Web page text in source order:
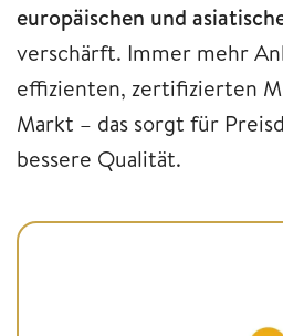
europäischen und
verschärft. Immer mehr
effizienten, zertifizierten
Markt – das sorgt für
bessere Qualität.